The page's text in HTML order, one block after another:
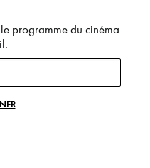
programme du cinéma